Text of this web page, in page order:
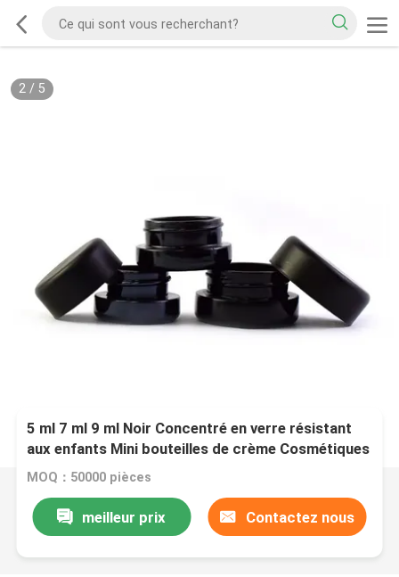
2/ 5
5 ml 7 ml 9 ml Noir Concentré en verre résistant
aux enfants Mini bouteilles de crème Cosmétiques
Récipients noirs Bouteilles avec couvercle
MOQ：50000 pièces
meilleur prix Contactez nous